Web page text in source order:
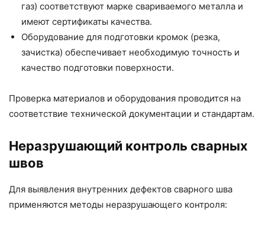
газ) соответствуют марке свариваемого металла и
имеют сертификаты качества.
Оборудование для подготовки кромок (резка,
зачистка) обеспечивает необходимую точность и
качество подготовки поверхности.
Проверка материалов и оборудования проводится на
соответствие технической документации и стандартам.
Неразрушающий контроль сварных
швов
Для выявления внутренних дефектов сварного шва
применяются методы неразрушающего контроля: